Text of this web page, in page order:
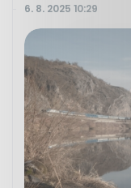
6. 8. 2025 10:29